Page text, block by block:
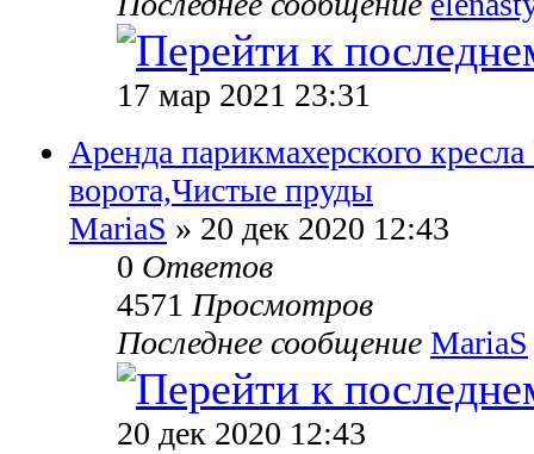
17 мар 2021 23:31
Аренда парикмахерского
ворота,Чистые пруды
MariaS » 20 дек 2020 12:43
0 Ответов
4571Просмотров
Последнее сообщение MariaS
20 дек 2020 12:43